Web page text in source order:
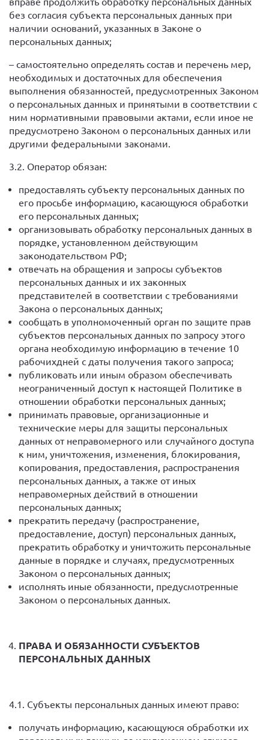
без согласия субъекта персональных данных при
наличии оснований, указанных в Законе о
персональных данных;
– самостоятельно определять состав и перечень мер,
необходимых и достаточных для обеспечения
выполнения обязанностей, предусмотренных Законом
о персональных данных и принятыми в соответствии с
ним нормативными правовыми актами, если иное не
предусмотрено Законом о персональных данных или
другими федеральными законами.
3.2. Оператор обязан:
предоставлять субъекту персональных данных по
его просьбе информацию, касающуюся обработки
его персональных данных;
организовывать обработку персональных данных в
порядке, установленном действующим
законодательством РФ;
отвечать на обращения и запросы субъектов
персональных данных и их законных
представителей в соответствии с требованиями
Закона о персональных данных;
сообщать в уполномоченный орган по защите прав
субъектов персональных данных по запросу этого
органа необходимую информацию в течение 10
рабочихдней с даты получения такого запроса;
публиковать или иным образом обеспечивать
неограниченный доступ к настоящей Политике в
отношении обработки персональных данных;
принимать правовые, организационные и
технические меры для защиты персональных
данных от неправомерного или случайного доступа
к ним, уничтожения, изменения, блокирования,
копирования, предоставления, распространения
персональных данных, а также от иных
неправомерных действий в отношении
персональных данных;
прекратить передачу (распространение,
предоставление, доступ) персональных данных,
прекратить обработку и уничтожить персональные
данные в порядке и случаях, предусмотренных
Законом о персональных данных;
исполнять иные обязанности, предусмотренные
Законом о персональных данных.
ПРАВА И ОБЯЗАННОСТИ СУБЪЕКТОВ
ПЕРСОНАЛЬНЫХ ДАННЫХ
4.1. Субъекты персональных данных имеют право:
получать информацию, касающуюся обработки их